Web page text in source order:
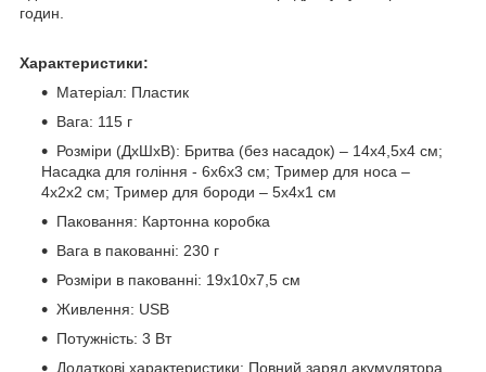
годин.
Характеристики:
Матеріал: Пластик
Вага: 115 г
Розміри (ДхШхВ): Бритва (без насадок) – 14х4,5х4 см;
Насадка для гоління - 6х6х3 см; Тример для носа –
4х2х2 см; Тример для бороди – 5х4х1 см
Паковання: Картонна коробка
Вага в пакованні: 230 г
Розміри в пакованні: 19х10х7,5 см
Живлення: USB
Потужність: 3 Вт
Додаткові характеристики: Повний заряд акумулятора